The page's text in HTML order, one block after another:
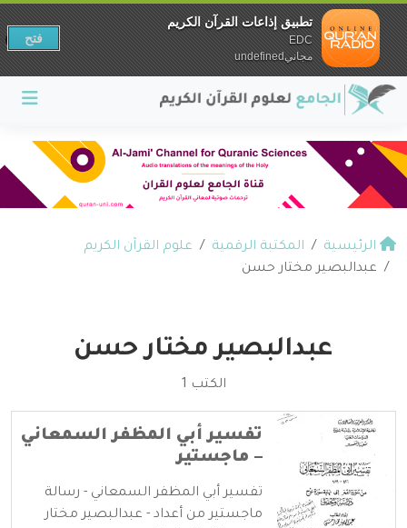
الرئيسية المكتبة الرقمية
علوم القرآن الكريم
عبدالبصير مختار حسن
عبدالبصير مختار حسن
الكتب 1
تفسير أبي المظفر السمعاني
– ماجستير
تفسير أبي المظفر السمعاني - رسالة
ماجستير من أعداد - عبدالبصير مختار
تطبيق إذاعات القرآن الكريم
EDC
مجانيundefined
فتح